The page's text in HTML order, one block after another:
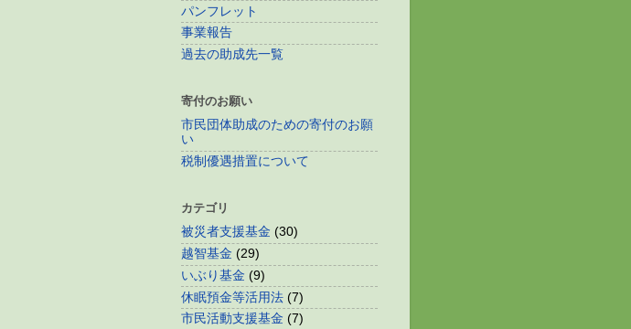
パンフレット
事業報告
過去の助成先一覧
寄付のお願い
市民団体助成のための寄付のお願
い
税制優遇措置について
カテゴリ
被災者支援基金 (30)
越智基金 (29)
いぶり基金 (9)
休眠預金等活用法 (7)
市民活動支援基金 (7)